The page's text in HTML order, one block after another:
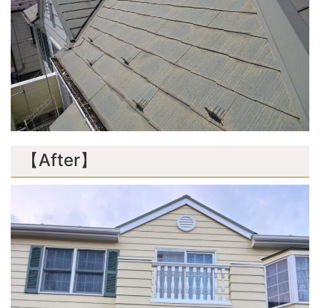
【After】